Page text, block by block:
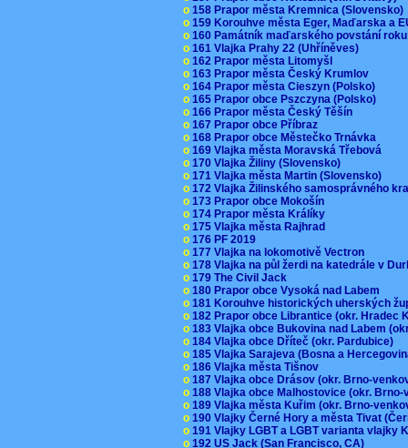
o 158 Prapor města Kremnica (Slovensko)
o 159 Korouhve města Eger, Maďarska a
o 160 Památník maďarského povstání
o 161 Vlajka Prahy 22 (Uhříněves)
o 162 Prapor města Litomyšl
o 163 Prapor města Český Krumlov
o 164 Prapor města Cieszyn (Polsko)
o 165 Prapor obce Pszczyna (Polsko)
o 166 Prapor města Český Těšín
o 167 Prapor obce Příbraz
o 168 Prapor obce Městečko Trnávka
o 169 Vlajka města Moravská Třebová
o 170 Vlajka Žiliny (Slovensko)
o 171 Vlajka města Martin (Slovensko)
o 172 Vlajka Žilinského samosprávného
o 173 Prapor obce Mokošín
o 174 Prapor města Králíky
o 175 Vlajka města Rajhrad
o 176 PF 2019
o 177 Vlajka na lokomotivě Vectron
o 178 Vlajka na půl žerdi na katedrále v
o 179 The Civil Jack
o 180 Prapor obce Vysoká nad Labem
o 181 Korouhve historických uherských
o 182 Prapor obce Librantice (okr. Hradec
o 183 Vlajka obce Bukovina nad Labem
o 184 Vlajka obce Dříteč (okr. Pardubice)
o 185 Vlajka Sarajeva (Bosna a
o 186 Vlajka města Tišnov
o 187 Vlajka obce Drásov (okr. Brno-
o 188 Vlajka obce Malhostovice (okr.
o 189 Vlajka města Kuřim (okr. Brno-
o 190 Vlajky Černé Hory a města Tivat
o 191 Vlajky LGBT a LGBT varianta vlajky
o 192 US Jack (San Francisco, CA)